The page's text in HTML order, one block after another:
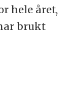
hele året,
brukt